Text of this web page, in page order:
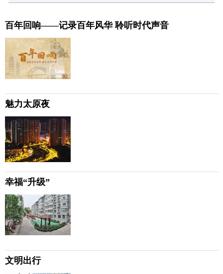
百年回响——记录百年风华 聆听时代声音
魅力太原夜
幸福“升级”
文明出行